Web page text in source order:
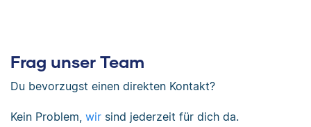
Frag unser Team
Du bevorzugst einen direkten Kontakt?
Kein Problem, wir sind jederzeit für dich da.